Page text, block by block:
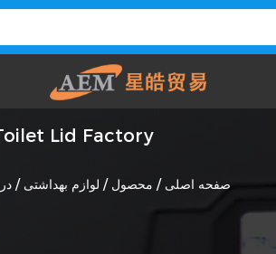
Lid Factory
صفحه اصلی / محصول / لوازم بهداشتی /